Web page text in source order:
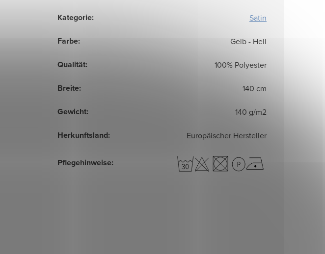
Kategorie: Satin
Farbe: Gelb - Hell
Qualität: 100% Polyester
Breite: 140 cm
Gewicht: 140 g/m2
Herkunftsland: Europäischer Hersteller
Pflegehinweise: